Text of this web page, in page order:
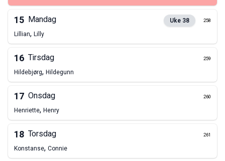
15 Mandag Uke 38 258
Lillian, Lilly
16 Tirsdag 259
Hildebjørg, Hildegunn
17 Onsdag 260
Henriette, Henry
18 Torsdag 261
Konstanse, Connie